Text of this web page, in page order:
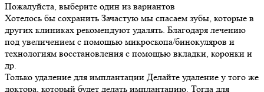
Пожалуйста, выберите один из вариантов
Хотелось бы сохранить Зачастую мы спасаем зубы, которые в
других клиниках рекомендуют удалять. Благодаря лечению
под увеличением с помощью микроскопа/бинокуляров и
технологиям восстановления с помощью вкладки, коронки и
др.
Только удаление для имплантации Делайте удаление у того же
доктора, который будет делать имплантацию. Тогда для